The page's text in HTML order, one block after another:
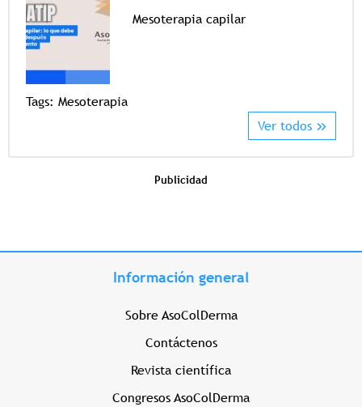
Mesoterapia capilar
Tags: Mesoterapia
Ver todos
Publicidad
Información general
Sobre AsoColDerma
Contáctenos
Revista científica
Congresos AsoColDerma